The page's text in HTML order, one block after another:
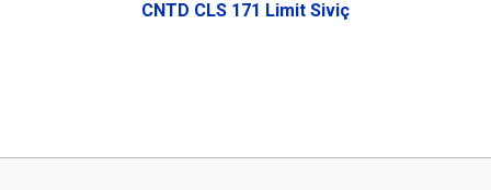
CNTD CLS 171 Limit Siviç